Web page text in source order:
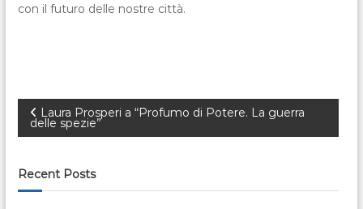
con il futuro delle nostre città.
N
v
Laura Prosperi a “Profumo di Potere. La guerra
delle spezie”
Recent Posts